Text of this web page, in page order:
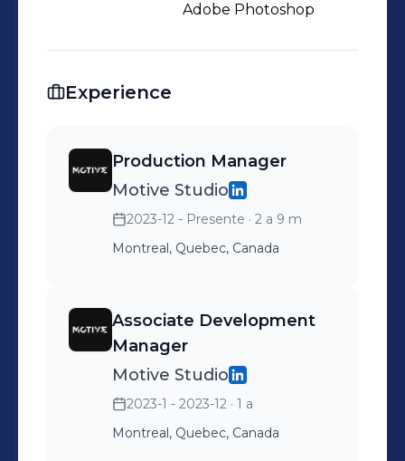
Adobe Photoshop
Experience
Production Manager
Motive Studio
2023-12 - Presente · 2 a 9 m
Montreal, Quebec, Canada
Associate Development
Manager
Motive Studio
2023-1 - 2023-12 · 1 a
Montreal, Quebec, Canada